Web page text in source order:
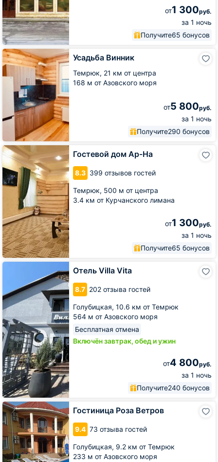
от1 300руб.
за 1 ночь
Получите65 бонусов
Усадьба Винник
Темрюк, 21 км от центра
168 м от Азовского моря
от5 800руб.
за 1 ночь
Получите290 бонусов
Усадьба
Винник
Гостевой дом Ар-На
8.3 399 отзывов гостей
Темрюк, 500 м от центра
3.4 км от Курчанского лимана
от1 300руб.
за 1 ночь
Получите65 бонусов
Гостевой
дом
Ар-
На
Отель Villa Vita
8.7 202 отзыва гостей
Голубицкая, 10.6 км от Темрюк
564 м от Азовского моря
Бесплатная отмена
Включён завтрак, обед и ужин
от4 800руб.
за 1 ночь
Получите240 бонусов
Отель
Гостиница Роза Ветров
9.4 73 отзыва гостей
Голубицкая, 9.2 км от Темрюк
233 м от Азовского моря
Гостиница
Роза
Ветров